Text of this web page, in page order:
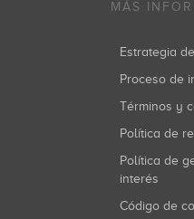
MÁS
Estrategia
Proceso de
Términos y
Política de
Política de gestión de conflictos de
interés
Código de